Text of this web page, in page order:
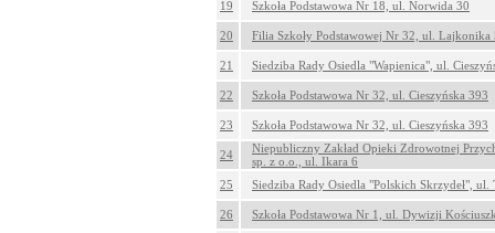
19 Szkoła Podstawowa Nr 18, ul. Norwida 30
20 Filia Szkoły Podstawowej Nr 32, ul. Lajkonika
21 Siedziba Rady Osiedla "Wapienica", ul.
22 Szkoła Podstawowa Nr 32, ul. Cieszyńska 393
23 Szkoła Podstawowa Nr 32, ul. Cieszyńska 393
24
Niepubliczny Zakład Opieki Zdrowotnej
sp. z o.o., ul. Ikara 6
25
Siedziba Rady Osiedla "Polskich Skrzydeł",
26 Szkoła Podstawowa Nr 1, ul. Dywizji